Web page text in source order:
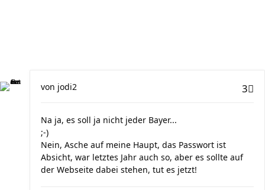
3
von jodi2
Na ja, es soll ja nicht jeder Bayer...
;-)
Nein, Asche auf meine Haupt, das Passwort ist
Absicht, war letztes Jahr auch so, aber es sollte auf
der Webseite dabei stehen, tut es jetzt!